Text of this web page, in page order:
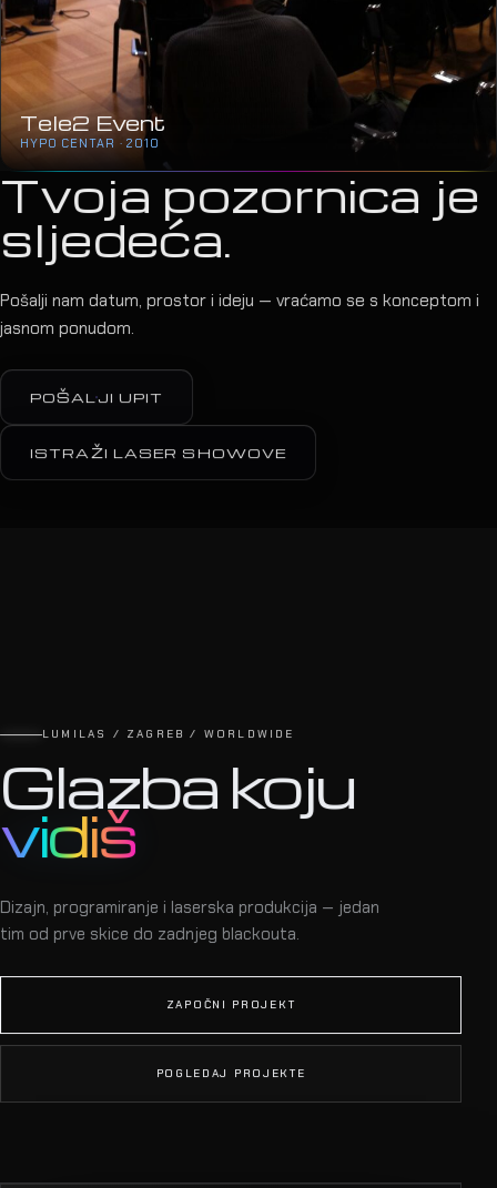
Tele2 Event
HYPO CENTAR · 2010
Tvoja pozornica je
sljedeća.
Pošalji nam datum, prostor i ideju — vraćamo se s konceptom i
jasnom ponudom.
POŠALJI UPIT
ISTRAŽI LASER SHOWOVE
LUMILAS / ZAGREB / WORLDWIDE
Glazba koju
vidiš
Dizajn, programiranje i laserska produkcija — jedan
tim od prve skice do zadnjeg blackouta.
ZAPOČNI PROJEKT
POGLEDAJ PROJEKTE